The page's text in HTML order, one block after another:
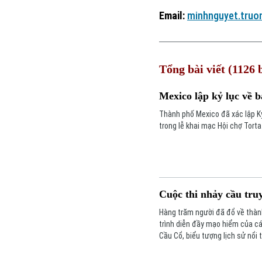
Email:
Tổng bài viết (1126
Mexico lập kỷ lục về
Thành phố Mexico đã xác lập
trong lễ khai mạc Hội chợ
Cuộc thi nhảy cầu
Hàng trăm người đã đổ về
trình diễn đầy mạo hiểm của
Cầu Cổ, biểu tượng lịch sử nổi